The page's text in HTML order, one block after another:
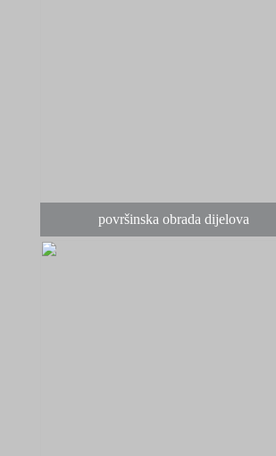
površinska obrada dijelova